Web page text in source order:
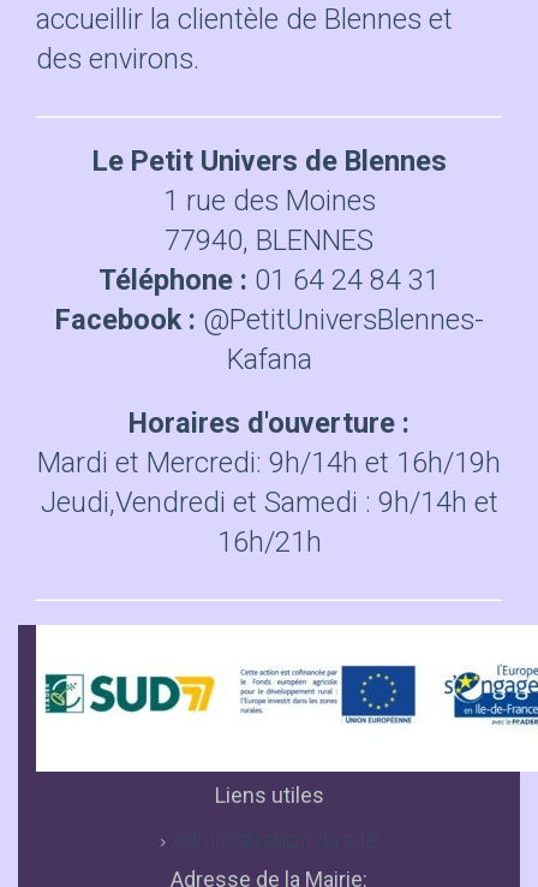
accueillir la clientèle de Blennes et
des environs.
Le Petit Univers de Blennes
1 rue des Moines
77940, BLENNES
Téléphone : 01 64 24 84 31
Facebook : @PetitUniversBlennes-
Kafana
Horaires d'ouverture :
Mardi et Mercredi: 9h/14h et 16h/19h
Jeudi,Vendredi et Samedi : 9h/14h et
16h/21h
Liens utiles
Adresse de la Mairie: